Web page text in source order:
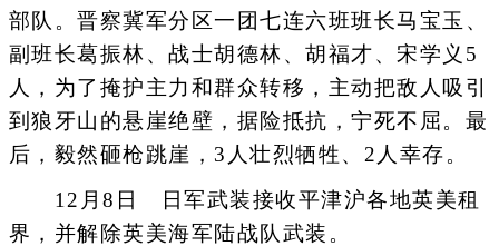
部队。晋察冀军分区一团七连六班班长马宝玉、
副班长葛振林、战士胡德林、胡福才、宋学义5
人，为了掩护主力和群众转移，主动把敌人吸引
到狼牙山的悬崖绝壁，据险抵抗，宁死不屈。最
后，毅然砸枪跳崖，3人壮烈牺牲、2人幸存。
12月8日 日军武装接收平津沪各地英美租
界，并解除英美海军陆战队武装。